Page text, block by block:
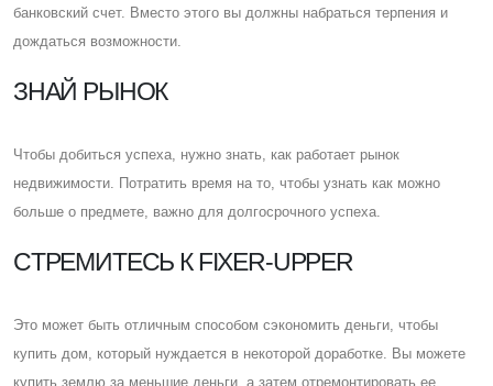
банковский счет. Вместо этого вы должны набраться терпения и
дождаться возможности.
ЗНАЙ РЫНОК
Чтобы добиться успеха, нужно знать, как работает рынок
недвижимости. Потратить время на то, чтобы узнать как можно
больше о предмете, важно для долгосрочного успеха.
CТРЕМИТЕСЬ К FIXER-UPPER
Это может быть отличным способом сэкономить деньги, чтобы
купить дом, который нуждается в некоторой доработке. Вы можете
купить землю за меньшие деньги, а затем отремонтировать ее,